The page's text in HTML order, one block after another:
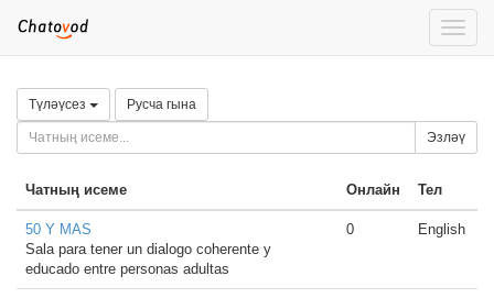
Toggle
Түләүсез Русча гына
Эзләү
Чатның исеме Онлайн Тел
50 Y MAS
Sala para tener un dialogo coherente y
educado entre personas adultas
0 English